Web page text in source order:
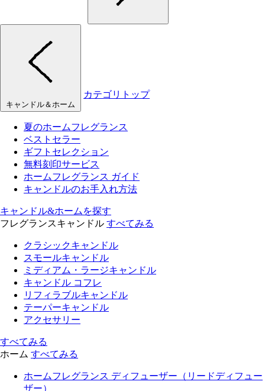
キャンドル＆ホーム
カテゴリトップ
夏のホームフレグランス
ベストセラー
ギフトセレクション
無料刻印サービス
ホームフレグランス ガイド
キャンドルのお手入れ方法
キャンドル&ホームを探す
フレグランスキャンドル すべてみる
クラシックキャンドル
スモールキャンドル
ミディアム・ラージキャンドル
キャンドル コフレ
リフィラブルキャンドル
テーパーキャンドル
アクセサリー
すべてみる
ホーム すべてみる
ホームフレグランス ディフューザー（リードディフュー
ザー）